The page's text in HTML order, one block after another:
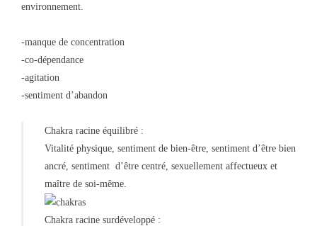
environnement.
-manque de concentration
-co-dépendance
-agitation
-sentiment d’abandon
Chakra racine équilibré :
Vitalité physique, sentiment de bien-être, sentiment d’être bien
ancré, sentiment d’être centré, sexuellement affectueux et
maître de soi-même.
Chakra racine surdéveloppé :